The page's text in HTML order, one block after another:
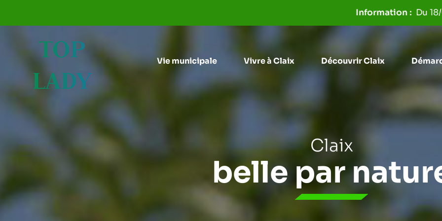
Du 18/06 au
TOP
LADY
Vie municipale Vivre à Claix Découvrir Claix
Claix
belle par